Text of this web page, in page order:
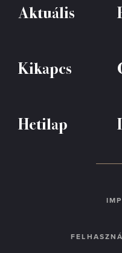
Aktuális
Kikapcs
Hetilap